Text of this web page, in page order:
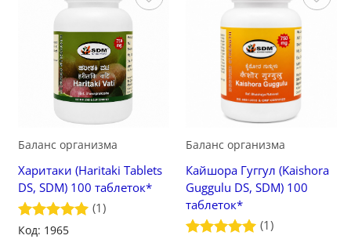
Баланс организма
Харитаки (Haritaki Tablets
DS, SDM) 100 таблеток*
Оценка
(1)
Код: 1965
Сохранить
Баланс организма
Кайшора Гуггул (Kaishora
Guggulu DS, SDM) 100
таблеток*
(1)